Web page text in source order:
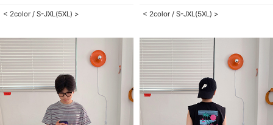
< 2color / S-JXL(5XL) > < 2color / S-JXL(5XL) >